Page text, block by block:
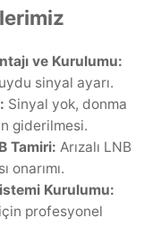
ve Kurulumu:
sinyal ayarı.
Sinyal yok, donma
giderilmesi.
Tamiri: Arızalı LNB
onarımı.
Kurulumu:
profesyonel